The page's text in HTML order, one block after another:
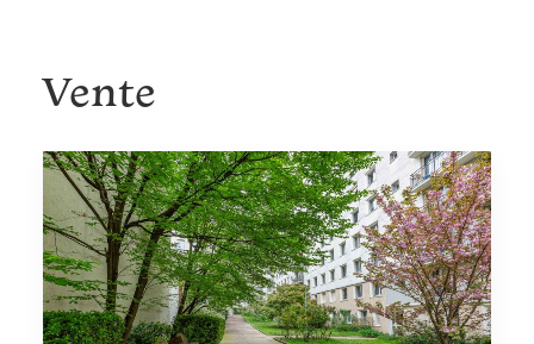
Vente